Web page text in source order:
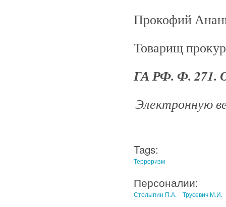
Прокофий
Товарищ
ГА РФ. Ф. 271.
Электронную
Tags:
Терроризм
Персоналии:
Столыпин П.А. Трусевич М.И.